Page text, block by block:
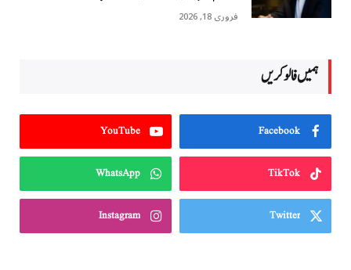
فروری 18, 2026
ہمیں فالو کریں
Facebook
YouTube
TikTok
WhatsApp
Twitter
Instagram